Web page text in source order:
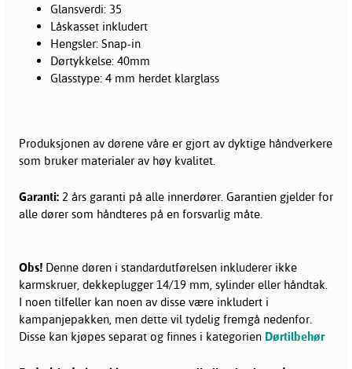
Glansverdi: 35
Låskasset inkludert
Hengsler: Snap-in
Dørtykkelse: 40mm
Glasstype: 4 mm herdet klarglass
Produksjonen av dørene våre er gjort av dyktige håndverkere
som bruker materialer av høy kvalitet.
Garanti: 2 års garanti på alle innerdører. Garantien gjelder for
alle dører som håndteres på en forsvarlig måte.
Obs! Denne døren i standardutførelsen inkluderer ikke
karmskruer, dekkeplugger 14/19 mm, sylinder eller håndtak.
I noen tilfeller kan noen av disse være inkludert i
kampanjepakken, men dette vil tydelig fremgå nedenfor.
Disse kan kjøpes separat og finnes i kategorien Dørtilbehør